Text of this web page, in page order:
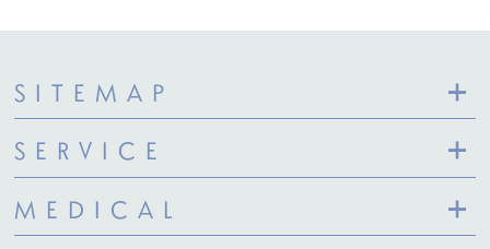
SITEMAP
SERVICE
MEDICAL